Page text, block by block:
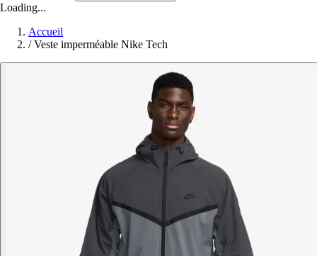
Loading...
Accueil
/ Veste imperméable Nike Tech